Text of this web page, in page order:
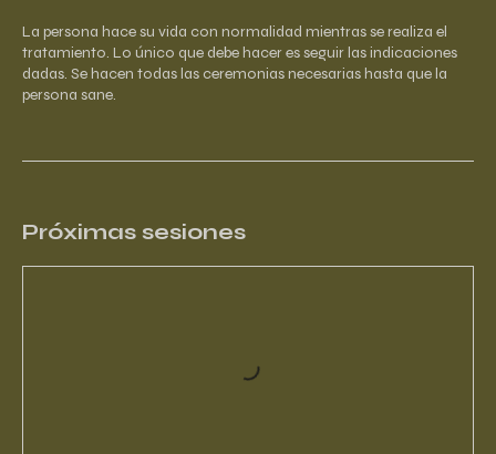
La persona hace su vida con normalidad mientras se realiza el
tratamiento. Lo único que debe hacer es seguir las indicaciones
dadas. Se hacen todas las ceremonias necesarias hasta que la
persona sane.
Próximas sesiones